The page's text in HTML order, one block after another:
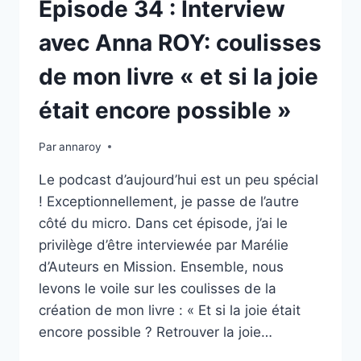
Épisode 34 : Interview
avec Anna ROY: coulisses
de mon livre « et si la joie
était encore possible »
Parannaroy
Le podcast d’aujourd’hui est un peu spécial
! Exceptionnellement, je passe de l’autre
côté du micro. Dans cet épisode, j’ai le
privilège d’être interviewée par Marélie
d’Auteurs en Mission. Ensemble, nous
levons le voile sur les coulisses de la
création de mon livre : « Et si la joie était
encore possible ? Retrouver la joie…